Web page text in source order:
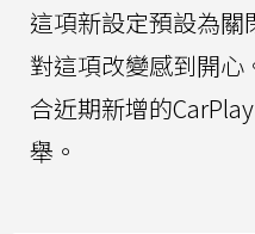
這項新設定預設為
對這項改變感到開心
合近期新增的
舉。